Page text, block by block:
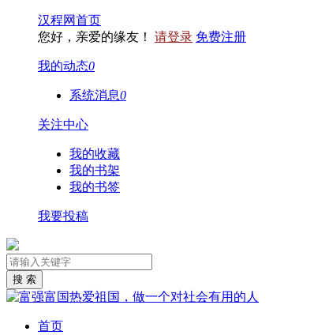
汉程网首页
您好，亲爱的缘友！ 请登录 免费注册
我的动态0
系统消息0
关注中心
我的收藏
我的书架
我的书签
我要投稿
首页